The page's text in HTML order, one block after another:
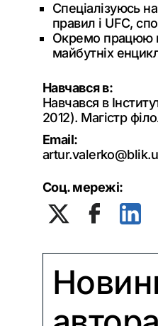
Спеціалізуюсь
правил і UFC,
Окремо працюю
майбутніх
Навчався в:
Навчався в
2012). Магістр
Email:
Соц. мережі: